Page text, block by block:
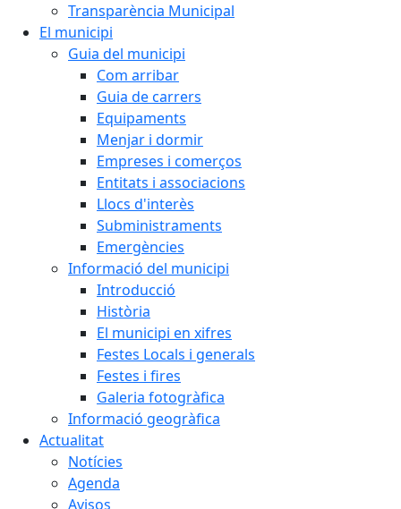
Transparència Municipal
El municipi
Guia del municipi
Com arribar
Guia de carrers
Equipaments
Menjar i dormir
Empreses i comerços
Entitats i associacions
Llocs d'interès
Subministraments
Emergències
Informació del municipi
Introducció
Història
El municipi en xifres
Festes Locals i generals
Festes i fires
Galeria fotogràfica
Informació geogràfica
Actualitat
Notícies
Agenda
Avisos